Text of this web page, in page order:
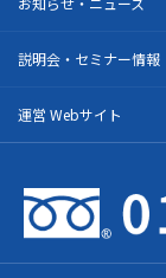
説明会・セミナー情報
運営 Webサイト